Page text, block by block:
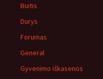
Buitis
Durys
Forumas
General
Gyvenimo iškasenos